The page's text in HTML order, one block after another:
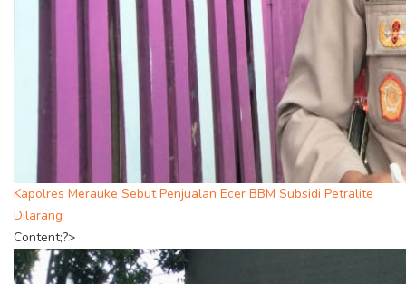
Kapolres Merauke Sebut Penjualan Ecer BBM Subsidi Petralite
Dilarang
Content;?>